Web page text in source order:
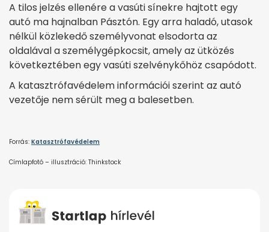
A tilos jelzés ellenére a vasúti sínekre hajtott egy
autó ma hajnalban Pásztón. Egy arra haladó, utasok
nélkül közlekedő személyvonat elsodorta az
oldalával a személygépkocsit, amely az ütközés
következtében egy vasúti szelvénykőhöz csapódott.
A katasztrófavédelem információi szerint az autó
vezetője nem sérült meg a balesetben.
Forrás: Katasztrófavédelem
Címlapfotó – illusztráció: Thinkstock